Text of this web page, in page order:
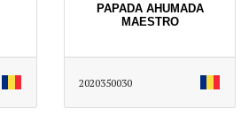
PAPADA AHUMADA
MAESTRO
2020350030